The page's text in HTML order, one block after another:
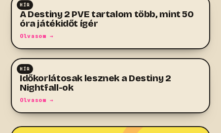
HÍR
MMO
A Destiny 2 PVE tartalom több, mint 50
óra játékidőt ígér
Olvasom →
HÍR
MMO
Időkorlátosak lesznek a Destiny 2
Nightfall-ok
Olvasom →